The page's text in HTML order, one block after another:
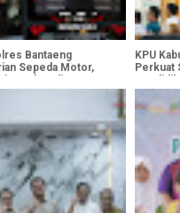
Bantaeng
Sepeda Motor,
KPU
Perkuat